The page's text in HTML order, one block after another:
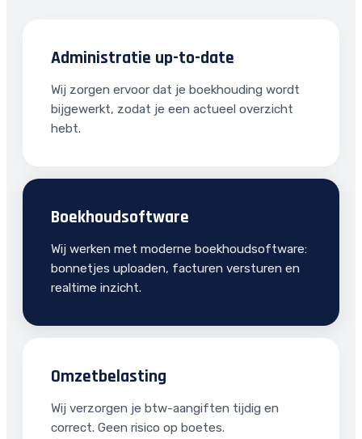
Administratie up-to-date
Wij zorgen ervoor dat je boekhouding wordt
bijgewerkt, zodat je een actueel overzicht
hebt.
Boekhoudsoftware
Wij werken met moderne boekhoudsoftware:
bonnetjes uploaden, facturen versturen en
realtime inzicht.
Omzetbelasting
Wij verzorgen je btw-aangiften tijdig en
correct. Geen risico op boetes.